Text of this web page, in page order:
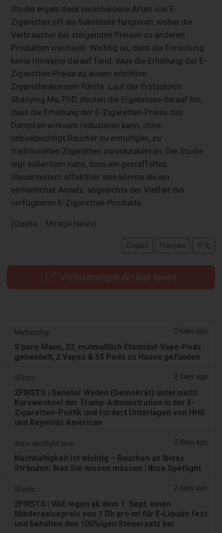
Studie ergab, dass verschiedene Arten von E-
Zigaretten oft als Substitute fungieren, wobei die
Verbraucher bei steigenden Preisen zu anderen
Produkten wechseln. Wichtig ist, dass die Forschung
keine Hinweise darauf fand, dass die Erhöhung der E-
Zigaretten-Preise zu einem erhöhten
Zigarettenkonsum führte. Laut der Erstautorin
Shaoying Ma, PhD, deuten die Ergebnisse darauf hin,
dass die Erhöhung der E-Zigaretten-Preise das
Dampfen wirksam reduzieren kann, ohne
unbeabsichtigt Raucher zu ermutigen, zu
traditionellen Zigaretten zurückzukehren. Die Studie
legt außerdem nahe, dass ein gestaffeltes
Steuersystem effektiver sein könnte als ein
einheitlicher Ansatz, angesichts der Vielfalt der
verfügbaren E-Zigaretten-Produkte.
(Quelle：Mirage News)
English Français 中文
Vollständigen Artikel lesen
Mothership. 2 days ago
S'pore Mann, 23, mutmaßlich Etomidat-Vape-Pods
gehandelt, 2 Vapes & 55 Pods zu Hause gefunden
2Firsts 2 days ago
2FIRSTS | Senator Wyden (Demokrat) untersucht
Kurswechsel der Trump-Administration in der E-
Zigaretten-Politik und fordert Unterlagen von HHS
und Reynolds American
ibiza-spotlight.com 2 days ago
Nachhaltigkeit ist wichtig – Rauchen an Ibizas
Stränden: Was Sie wissen müssen | Ibiza Spotlight
2Firsts 2 days ago
2FIRSTS | VAE legen ab dem 1. Sept. einen
Minderexisepreis von 1 Dh pro ml für E-Liquids fest
und behalten den 100%igen Steuersatz bei